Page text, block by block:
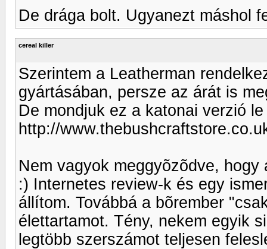
De drága bolt. Ugyanezt máshol
cereal killer
Szerintem a Leatherman
gyártásában, persze az árát is
De mondjuk ez a katonai verzió
http://
Nem vagyok meggyõzõdve,
:) Internetes review-k és egy
állítom. Továbbá a bõrember
élettartamot. Tény, nekem egyik
legtöbb szerszámot teljesen